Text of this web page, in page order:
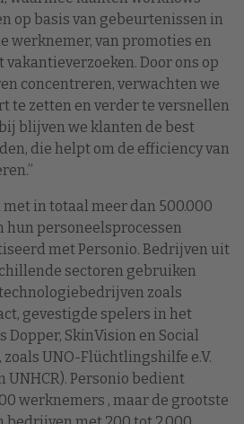
op basis van gebeurtenissen in
werknemer, van promoties en
Door ons op
concentreren, verwachten we
te zetten en verder te versnellen
blijven we klanten de best
die helpt om de efficiency van
in totaal meer dan 500.000
hun personeelsprocessen
met Personio. Bedrijven uit
sectoren gebruiken
zoals
gevestigde spelers in het
SkinVision en Social
zoals UNO-Flüchtlingshilfe e.V.
UNHCR). Personio bedient
werknemers , maar de grootste